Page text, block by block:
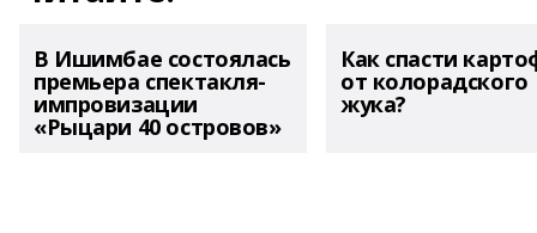
В Ишимбае состоялась
премьера спектакля-
импровизации
«Рыцари 40 островов»
Как спасти
от колорадского
жука?